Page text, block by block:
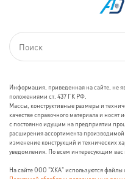
Информация, приведенная на сайте, не
положениями ст. 437 ГК РФ.
Массы, конструктивные размеры и
качестве справочного материала и
с постоянно идущим на предприятии
расширения ассортимента
изменение конструкций и технических
уведомления. По всем интересующим вас
На сайте ООО "ХКА" используются файлы